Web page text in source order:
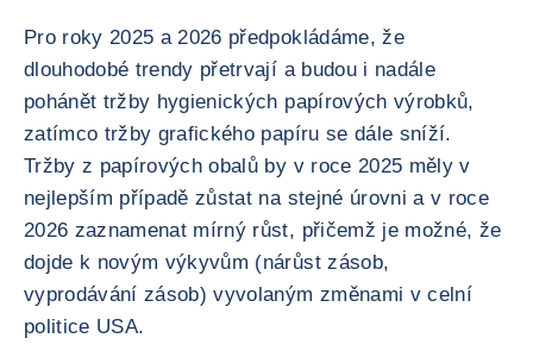
Pro roky 2025 a 2026 předpokládáme, že
dlouhodobé trendy přetrvají a budou i nadále
pohánět tržby hygienických papírových výrobků,
zatímco tržby grafického papíru se dále sníží.
Tržby z papírových obalů by v roce 2025 měly v
nejlepším případě zůstat na stejné úrovni a v roce
2026 zaznamenat mírný růst, přičemž je možné, že
dojde k novým výkyvům (nárůst zásob,
vyprodávání zásob) vyvolaným změnami v celní
politice USA.